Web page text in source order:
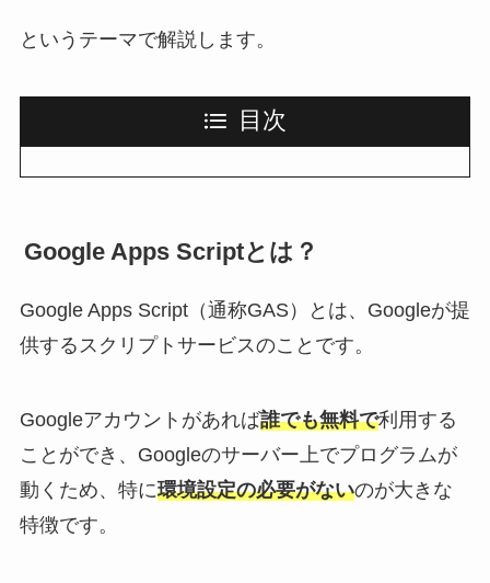
というテーマで解説します。
目次
Google Apps Scriptとは？
Google Apps Script（通称GAS）とは、Googleが提
供するスクリプトサービスのことです。
Googleアカウントがあれば誰でも無料で利用する
ことができ、Googleのサーバー上でプログラムが
動くため、特に環境設定の必要がないのが大きな
特徴です。